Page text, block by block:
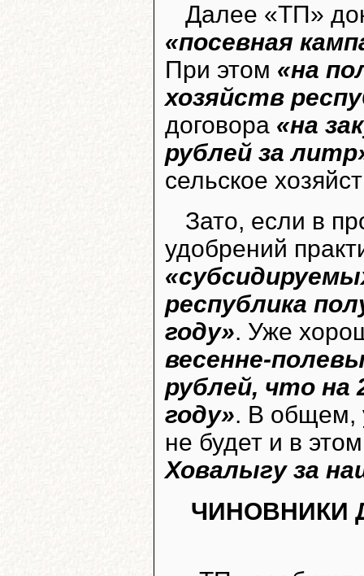
Далее «ТП»
«посевная
При этом «на
хозяйств
договора «на
рублей за
сельское
Зато, если в
удобрений
республика
году». Уже
весенне-
рублей, что на
году». В общем,
не будет и в
Ховалыгу за
ЧИНОВНИКИ